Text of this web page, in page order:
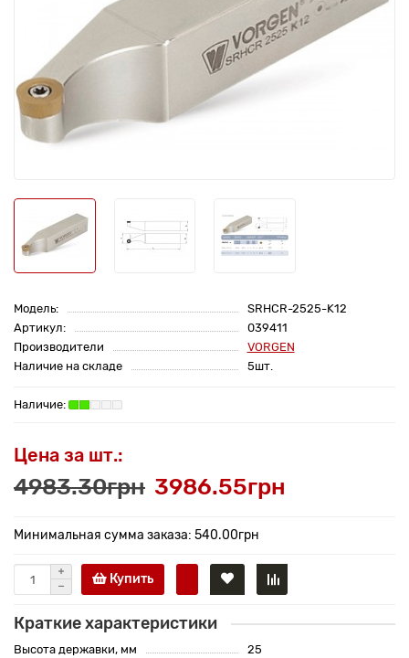
Модель:
SRHCR-2525-K12
Артикул:
039411
Производители
VORGEN
Наличие на складе
5шт.
Цена за шт.:
4983.30грн 3986.55грн
Минимальная сумма заказа: 540.00грн
Купить
Краткие характеристики
Высота державки, мм
25